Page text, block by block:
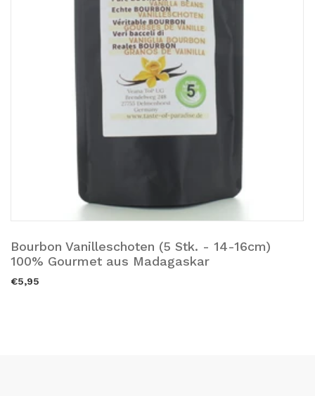
Bourbon Vanilleschoten (5 Stk. - 14-16cm)
100% Gourmet aus Madagaskar
Zum Warenkorb hinzufügen.
€5,95